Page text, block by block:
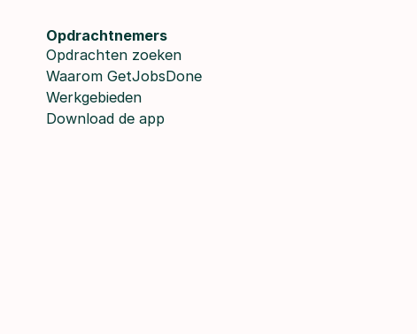
Opdrachtnemers
Opdrachten zoeken
Waarom GetJobsDone
Werkgebieden
Download de app